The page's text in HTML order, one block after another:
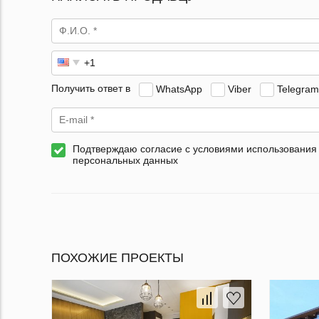
Получить ответ в WhatsApp Viber Telegram
Подтверждаю согласие с условиями использования
персональных данных
ПОХОЖИЕ ПРОЕКТЫ